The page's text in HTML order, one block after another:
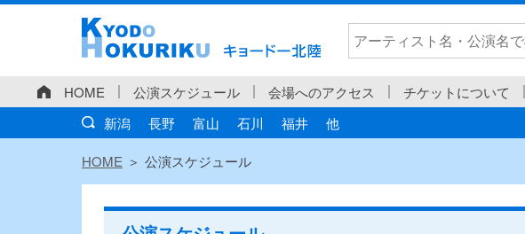
HOME 公演スケジュール 会場へのアクセス チケットについて
新潟
長野 富山 石川 福井 他
HOME 公演スケジュール